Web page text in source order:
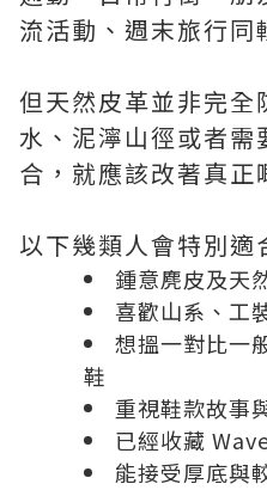
流活動、週末旅行同
但天然皮革並非完全
水、泥濘山徑或者需
合，就應該改著真正
以下幾類人會特別適
鍾意麂皮及天
喜歡山系、工
想搵一對比一
鞋
重視鞋款故事
已經收藏
能接受厚底與